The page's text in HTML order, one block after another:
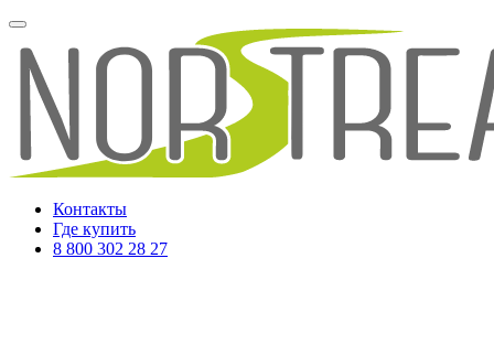
Контакты
Где купить
8 800 302 28 27